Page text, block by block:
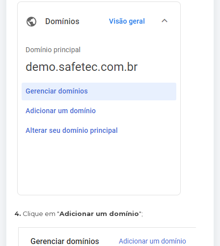
4. Clique em "Adicionar um domínio";